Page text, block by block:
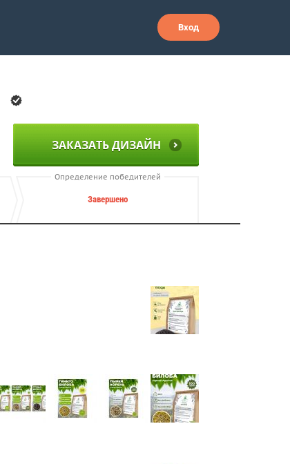
Вход
ЗАКАЗАТЬ ДИЗАЙН
Определение победителей
Завершено